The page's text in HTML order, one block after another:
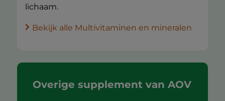
lichaam.
Bekijk alle Multivitaminen en mineralen
Overige supplement van AOV